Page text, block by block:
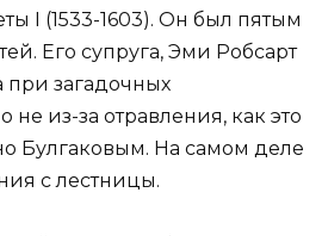
I (1533-1603). Он был пятым
Его супруга, Эми Робсарт
при загадочных
не из-за отравления, как это
Булгаковым. На самом деле
с лестницы.